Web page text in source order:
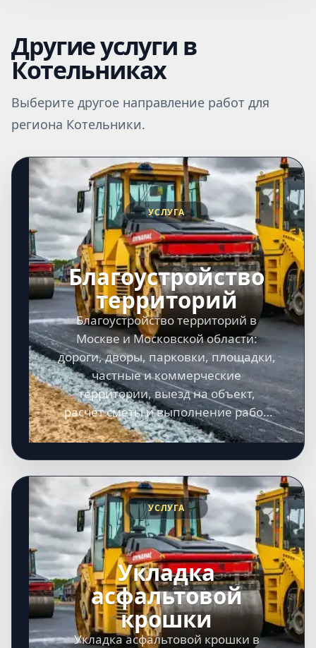
Другие услуги в
Котельниках
Выберите другое направление работ для
региона Котельники.
УСЛУГА
Благоустройство
территорий
Благоустройство территорий в
Москве и Московской области:
дороги, дворы, парковки, площадки,
частные и коммерческие
территории, выезд на объект,
расчет сметы и выполнение работ
под ключ.
УСЛУГА
Укладка
асфальтовой
крошки
Укладка асфальтовой крошки в